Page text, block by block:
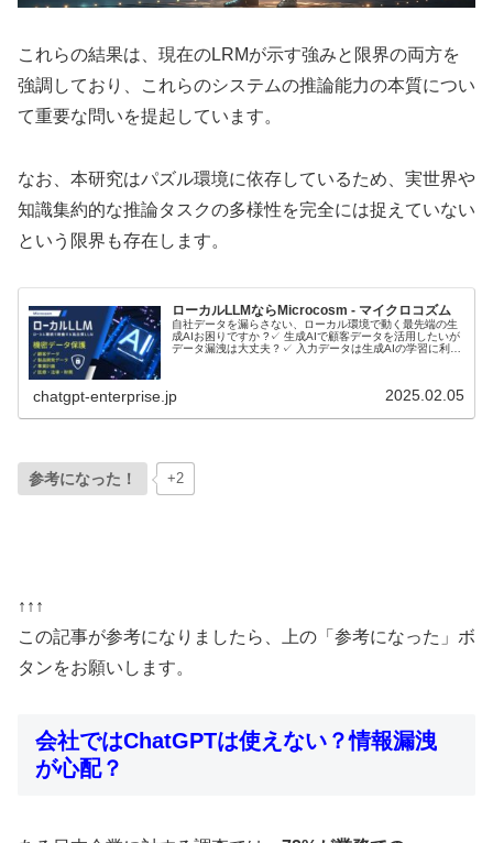
これらの結果は、現在のLRMが示す強みと限界の両方を
強調しており、これらのシステムの推論能力の本質につい
て重要な問いを提起しています。
なお、本研究はパズル環境に依存しているため、実世界や
知識集約的な推論タスクの多様性を完全には捉えていない
という限界も存在します。
ローカルLLMならMicrocosm - マイクロコズム
自社データを漏らさない、ローカル環境で動く最先端の生
成AIお困りですか ?✓ 生成AIで顧客データを活用したいが
データ漏洩は大丈夫？✓ 入力データは生成AIの学習に利用
chatgpt-enterprise.jp 2025.02.05
参考になった！ +2
↑↑↑
この記事が参考になりましたら、上の「参考になった」ボ
タンをお願いします。
会社ではChatGPTは使えない？情報漏洩
が心配？